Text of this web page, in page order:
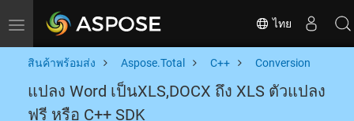
Toggle navigation ไทย
สินค้าพร้อมส่ง Aspose.Total C++ Conversion
แปลง Word เป็นXLS,DOCX ถึง XLS ตัวแปลง
ฟรี หรือ C++ SDK